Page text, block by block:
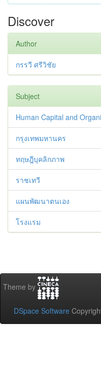
Discover
Author
กรรวี ศรีวิชัย
Subject
Human Capital and
กรุงเทพมหานคร
ทฤษฎีบุคลิกภาพ
ราชเทวี
แผนพัฒนาตนเอง
โรงแรม
Theme by
DSpace Software